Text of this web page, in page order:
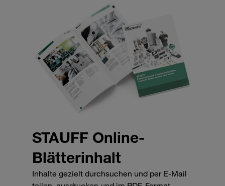
STAUFF Online-
Blätterinhalt
Inhalte gezielt durchsuchen und per E-Mail